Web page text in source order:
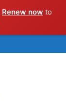
Renew now to